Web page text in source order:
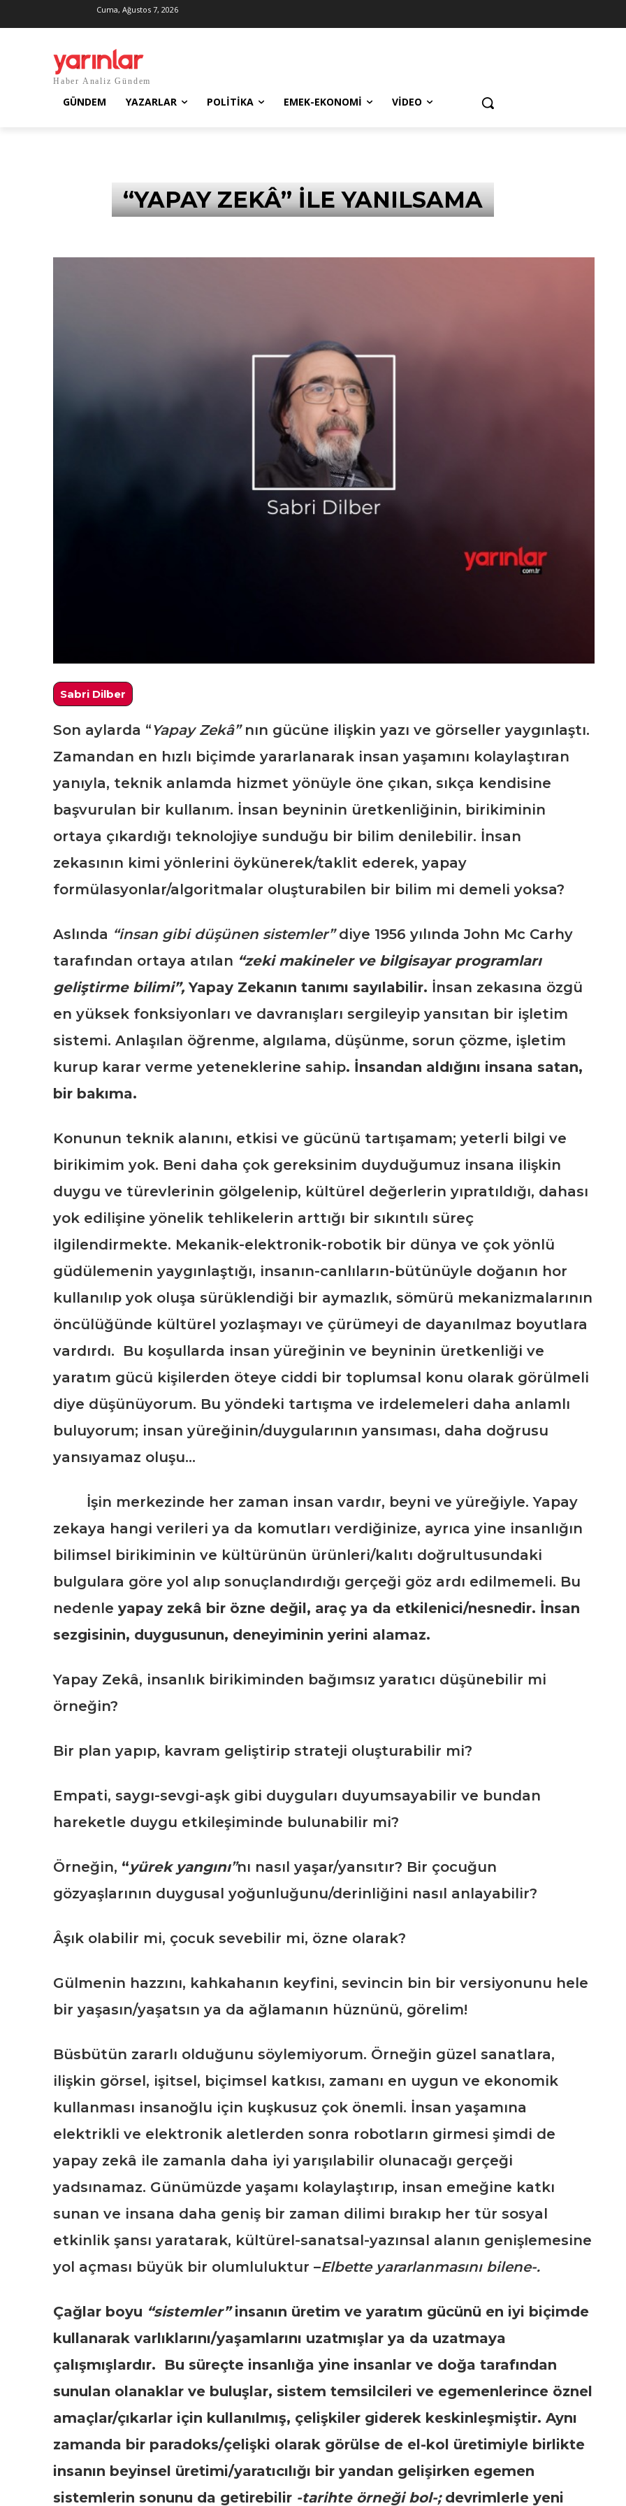
Cuma, Ağustos 7, 2026
Haber Analiz Gündem
GÜNDEM YAZARLAR POLITIKA EMEK-EKONOMI VIDEO
“YAPAY ZEKÂ” İLE YANILSAMA
Sabri Dilber
Son aylarda “Yapay Zekâ”nın gücüne ilişkin yazı ve görseller yaygınlaştı.
Zamandan en hızlı biçimde yararlanarak insan yaşamını kolaylaştıran
yanıyla, teknik anlamda hizmet yönüyle öne çıkan, sıkça kendisine
başvurulan bir kullanım. İnsan beyninin üretkenliğinin, birikiminin
ortaya çıkardığı teknolojiye sunduğu bir bilim denilebilir. İnsan
zekasının kimi yönlerini öykünerek/taklit ederek, yapay
formülasyonlar/algoritmalar oluşturabilen bir bilim mi demeli yoksa?
Aslında “insan gibi düşünen sistemler”diye 1956 yılında John Mc Carhy
tarafından ortaya atılan “zeki makineler ve bilgisayar programları
geliştirme bilimi”, Yapay Zekanın tanımı sayılabilir. İnsan zekasına özgü
en yüksek fonksiyonları ve davranışları sergileyip yansıtan bir işletim
sistemi. Anlaşılan öğrenme, algılama, düşünme, sorun çözme, işletim
kurup karar verme yeteneklerine sahip. İnsandan aldığını insana satan,
bir bakıma.
Konunun teknik alanını, etkisi ve gücünü tartışamam; yeterli bilgi ve
birikimim yok. Beni daha çok gereksinim duyduğumuz insana ilişkin
duygu ve türevlerinin gölgelenip, kültürel değerlerin yıpratıldığı, dahası
yok edilişine yönelik tehlikelerin arttığı bir sıkıntılı süreç
ilgilendirmekte. Mekanik-elektronik-robotik bir dünya ve çok yönlü
güdülemenin yaygınlaştığı, insanın-canlıların-bütünüyle doğanın hor
kullanılıp yok oluşa sürüklendiği bir aymazlık, sömürü mekanizmalarının
öncülüğünde kültürel yozlaşmayı ve çürümeyi de dayanılmaz boyutlara
vardırdı. Bu koşullarda insan yüreğinin ve beyninin üretkenliği ve
yaratım gücü kişilerden öteye ciddi bir toplumsal konu olarak görülmeli
diye düşünüyorum. Bu yöndeki tartışma ve irdelemeleri daha anlamlı
buluyorum; insan yüreğinin/duygularının yansıması, daha doğrusu
yansıyamaz oluşu…
İşin merkezinde her zaman insan vardır, beyni ve yüreğiyle. Yapay
zekaya hangi verileri ya da komutları verdiğinize, ayrıca yine insanlığın
bilimsel birikiminin ve kültürünün ürünleri/kalıtı doğrultusundaki
bulgulara göre yol alıp sonuçlandırdığı gerçeği göz ardı edilmemeli. Bu
nedenle yapay zekâ bir özne değil, araç ya da etkilenici/nesnedir. İnsan
sezgisinin, duygusunun, deneyiminin yerini alamaz.
Yapay Zekâ, insanlık birikiminden bağımsız yaratıcı düşünebilir mi
örneğin?
Bir plan yapıp, kavram geliştirip strateji oluşturabilir mi?
Empati, saygı-sevgi-aşk gibi duyguları duyumsayabilir ve bundan
hareketle duygu etkileşiminde bulunabilir mi?
Örneğin, “yürek yangını”nı nasıl yaşar/yansıtır? Bir çocuğun
gözyaşlarının duygusal yoğunluğunu/derinliğini nasıl anlayabilir?
Âşık olabilir mi, çocuk sevebilir mi, özne olarak?
Gülmenin hazzını, kahkahanın keyfini, sevincin bin bir versiyonunu hele
bir yaşasın/yaşatsın ya da ağlamanın hüznünü, görelim!
Büsbütün zararlı olduğunu söylemiyorum. Örneğin güzel sanatlara,
ilişkin görsel, işitsel, biçimsel katkısı, zamanı en uygun ve ekonomik
kullanması insanoğlu için kuşkusuz çok önemli. İnsan yaşamına
elektrikli ve elektronik aletlerden sonra robotların girmesi şimdi de
yapay zekâ ile zamanla daha iyi yarışılabilir olunacağı gerçeği
yadsınamaz. Günümüzde yaşamı kolaylaştırıp, insan emeğine katkı
sunan ve insana daha geniş bir zaman dilimi bırakıp her tür sosyal
etkinlik şansı yaratarak, kültürel-sanatsal-yazınsal alanın genişlemesine
yol açması büyük bir olumluluktur –Elbette yararlanmasını bilene-.
Çağlar boyu “sistemler”insanın üretim ve yaratım gücünü en iyi biçimde
kullanarak varlıklarını/yaşamlarını uzatmışlar ya da uzatmaya
çalışmışlardır. Bu süreçte insanlığa yine insanlar ve doğa tarafından
sunulan olanaklar ve buluşlar, sistem temsilcileri ve egemenlerince öznel
amaçlar/çıkarlar için kullanılmış, çelişkiler giderek keskinleşmiştir. Aynı
zamanda bir paradoks/çelişki olarak görülse de el-kol üretimiyle birlikte
insanın beyinsel üretimi/yaratıcılığı bir yandan gelişirken egemen
sistemlerin sonunu da getirebilir -tarihte örneği bol-;devrimlerle yeni